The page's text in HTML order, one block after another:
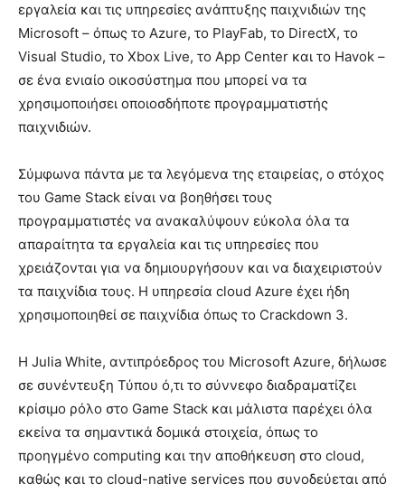
εργαλεία και τις υπηρεσίες ανάπτυξης παιχνιδιών της
Microsoft – όπως το Azure, το PlayFab, το DirectX, το
Visual Studio, το Xbox Live, το App Center και το Havok –
σε ένα ενιαίο οικοσύστημα που μπορεί να τα
χρησιμοποιήσει οποιοσδήποτε προγραμματιστής
παιχνιδιών.
Σύμφωνα πάντα με τα λεγόμενα της εταιρείας, ο στόχος
του Game Stack είναι να βοηθήσει τους
προγραμματιστές να ανακαλύψουν εύκολα όλα τα
απαραίτητα τα εργαλεία και τις υπηρεσίες που
χρειάζονται για να δημιουργήσουν και να διαχειριστούν
τα παιχνίδια τους. Η υπηρεσία cloud Azure έχει ήδη
χρησιμοποιηθεί σε παιχνίδια όπως το Crackdown 3.
Η Julia White, αντιπρόεδρος του Microsoft Azure, δήλωσε
σε συνέντευξη Τύπου ό,τι το σύννεφο διαδραματίζει
κρίσιμο ρόλο στο Game Stack και μάλιστα παρέχει όλα
εκείνα τα σημαντικά δομικά στοιχεία, όπως το
προηγμένο computing και την αποθήκευση στο cloud,
καθώς και το cloud-native services που συνοδεύεται από